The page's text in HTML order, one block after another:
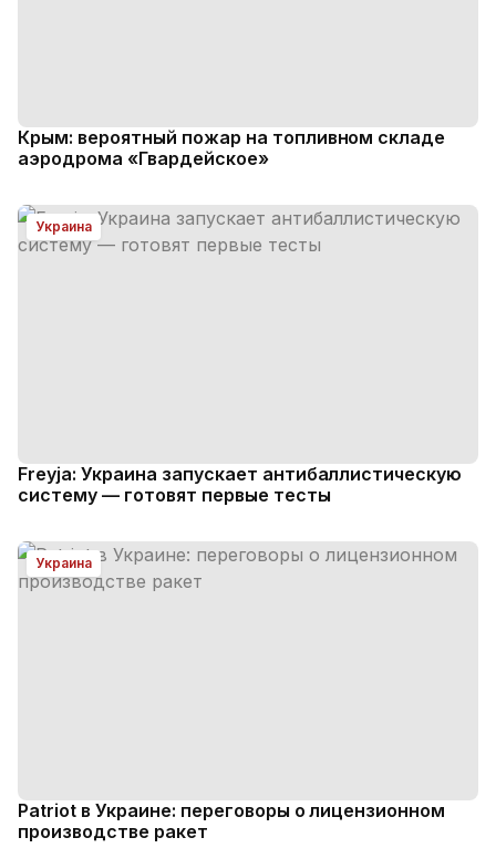
Крым: вероятный пожар на топливном складе
аэродрома «Гвардейское»
Украина
Freyja: Украина запускает антибаллистическую
систему — готовят первые тесты
Украина
Patriot в Украине: переговоры о лицензионном
производстве ракет